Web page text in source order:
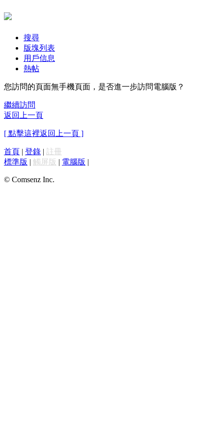
搜尋
版塊列表
用戶信息
熱帖
您訪問的頁面無手機頁面，是否進一步訪問電腦版？
繼續訪問
返回上一頁
[ 點擊這裡返回上一頁 ]
首頁 | 登錄 | 註冊
標準版 | 觸屏版 | 電腦版 |
© Comsenz Inc.